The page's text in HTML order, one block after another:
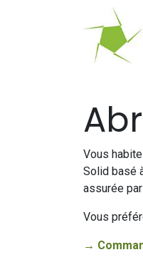
Vous
Solid basé
assurée
Vous
→